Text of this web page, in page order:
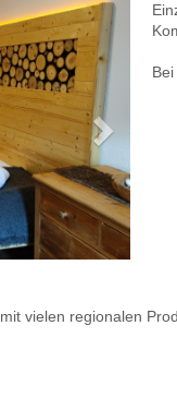
Next
vielen regionalen